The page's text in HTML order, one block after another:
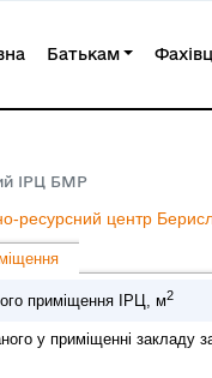
Батькам
ІРЦ БМР
ресурсний центр
приміщення ІРЦ, м2
у приміщенні закладу